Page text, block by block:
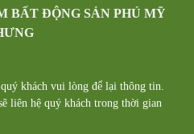
BẤT ĐỘNG SẢN PHÚ MỸ
khách vui lòng để lại thông tin.
liên hệ quý khách trong thời gian